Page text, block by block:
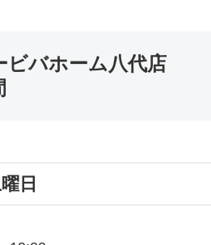
ビバホーム八代店
日